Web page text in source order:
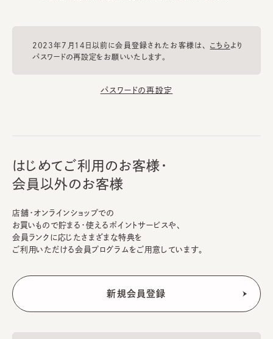
2023年7月14日以前に会員登録されたお客様は、 こちらより
パスワードの再設定をお願いいたします。
パスワードの再設定
はじめてご利用のお客様・
会員以外のお客様
店舗・オンラインショップでの
お買いもので貯まる・使えるポイントサービスや、
会員ランクに応じたさまざまな特典を
ご利用いただける会員プログラムをご用意しています。